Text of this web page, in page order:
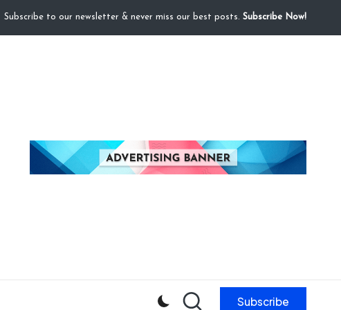
Subscribe to our newsletter & never miss our best posts. Subscribe Now!
Subscribe